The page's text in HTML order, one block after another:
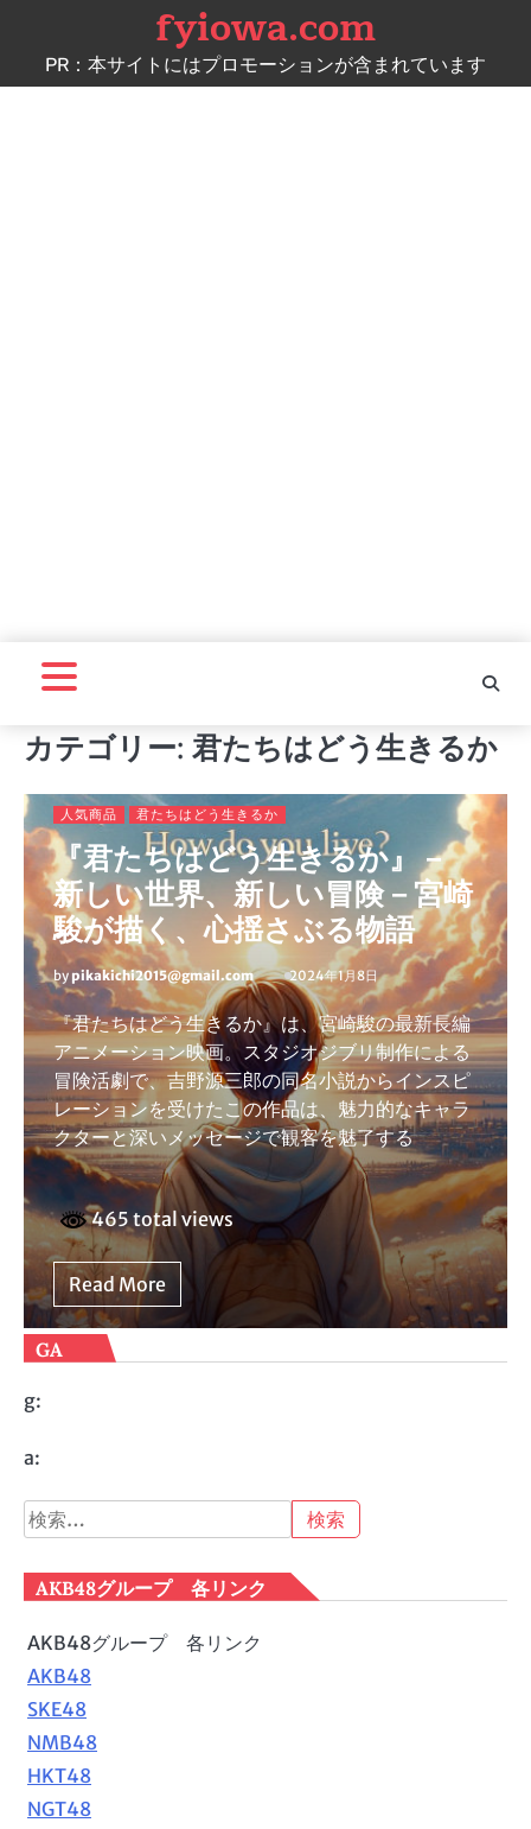
content
fyiowa.com
PR：本サイトにはプロモーションが含まれています
カテゴリー: 君たちはどう生きるか
人気商品 君たちはどう生きるか
『君たちはどう生きるか』－
新しい世界、新しい冒険－宮崎
駿が描く、心揺さぶる物語
bypikakichi2015@gmail.com 2024年1月8日
『君たちはどう生きるか』は、宮崎駿の最新長編
アニメーション映画。スタジオジブリ制作による
冒険活劇で、吉野源三郎の同名小説からインスピ
レーションを受けたこの作品は、魅力的なキャラ
クターと深いメッセージで観客を魅了する
465 total views
Read More
GA
g:
a:
検
索:
AKB48グループ 各リンク
AKB48グループ 各リンク
AKB48
SKE48
NMB48
HKT48
NGT48